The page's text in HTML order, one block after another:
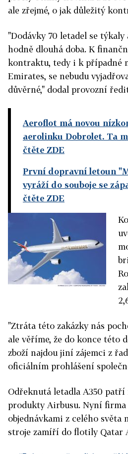
ale zřejmé, o jak důležitý
"Dodávky 70 letadel se týkaly
hodně dlouhá doba. K
kontraktu, tedy i k případné
Emirates, se nebudu
důvěrné," dodal provozní
Aeroflot má novou
aerolinku Dobrolet. Ta
čtěte ZDE
První dopravní letoun
vyráží do souboje se
čtěte ZDE
"Ztráta této zakázky nás
ale věříme, že do konce této
zboží najdou jiní zájemci z
oficiálním prohlášení
Odřeknutá letadla A350 patří
produkty Airbusu. Nyní firma
objednávkami z celého světa
stroje zamíří do flotily Qatar